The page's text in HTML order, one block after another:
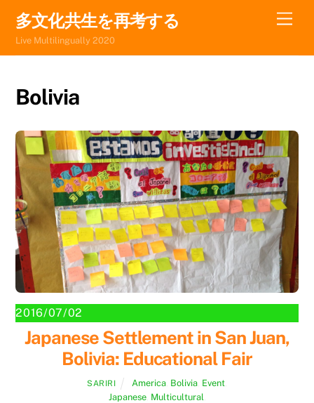
content
多文化共生を再考する
Live Multilingually 2020
Bolivia
2016/07/02
Japanese Settlement in San Juan,
Bolivia: Educational Fair
SARIRI America, Bolivia, Event,
Japanese, Multicultural